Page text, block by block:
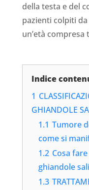
della testa e del
pazienti colpiti
un’età compresa
Indice
1
GHIANDOLE
1.1 Tumore
come si
1.2 Cosa
ghiandole
1.3